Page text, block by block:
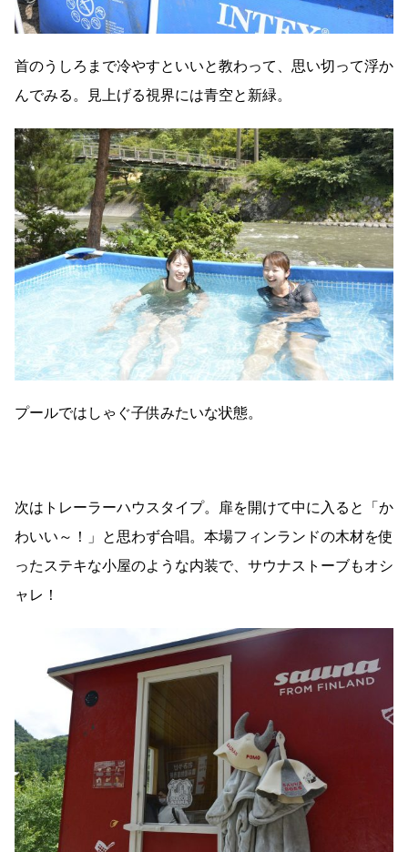
首のうしろまで冷やすといいと教わって、思い切って浮か
んでみる。見上げる視界には青空と新緑。
プールではしゃぐ子供みたいな状態。
次はトレーラーハウスタイプ。扉を開けて中に入ると「か
わいい～！」と思わず合唱。本場フィンランドの木材を使
ったステキな小屋のような内装で、サウナストーブもオシ
ャレ！